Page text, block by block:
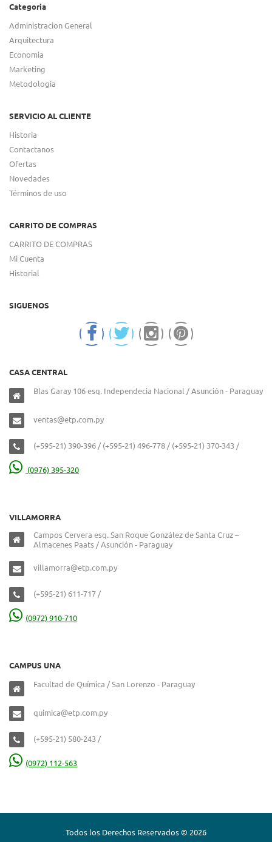
Categoria
Administracion General
Arquitectura
Economia
Marketing
Metodologia
SERVICIO AL CLIENTE
Historia
Contactanos
Ofertas
Novedades
Términos de uso
CARRITO DE COMPRAS
CARRITO DE COMPRAS
Mi Cuenta
Historial
SIGUENOS
CASA CENTRAL
Blas Garay 106 esq. Independecia Nacional / Asunción - Paraguay
ventas@etp.com.py
(+595-21) 390-396 / (+595-21) 496-778 / (+595-21) 370-343 /
(0976) 395-320
VILLAMORRA
Campos Cervera esq. San Roque González de Santa Cruz –
Almacenes Paats / Asunción - Paraguay
villamorra@etp.com.py
(+595-21) 611-717 /
(0972) 910-710
CAMPUS UNA
Facultad de Química / San Lorenzo - Paraguay
quimica@etp.com.py
(+595-21) 580-243 /
(0972) 112-563
Todos los Derechos Reservados © 2026